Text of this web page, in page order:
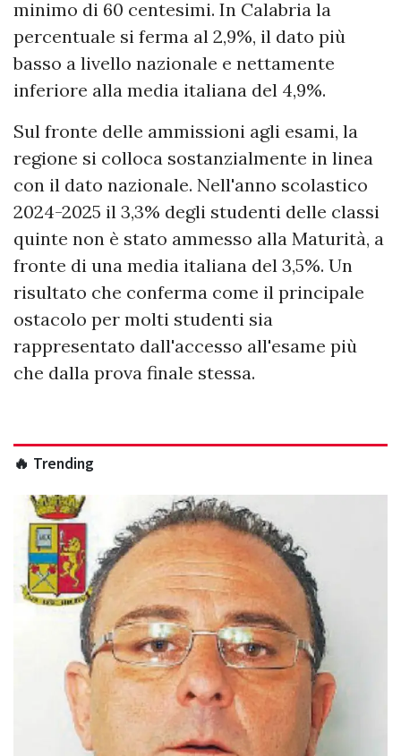
minimo di 60 centesimi. In Calabria la
percentuale si ferma al 2,9%, il dato più
basso a livello nazionale e nettamente
inferiore alla media italiana del 4,9%.
Sul fronte delle ammissioni agli esami, la
regione si colloca sostanzialmente in linea
con il dato nazionale. Nell'anno scolastico
2024-2025 il 3,3% degli studenti delle classi
quinte non è stato ammesso alla Maturità, a
fronte di una media italiana del 3,5%. Un
risultato che conferma come il principale
ostacolo per molti studenti sia
rappresentato dall'accesso all'esame più
che dalla prova finale stessa.
🔥 Trending